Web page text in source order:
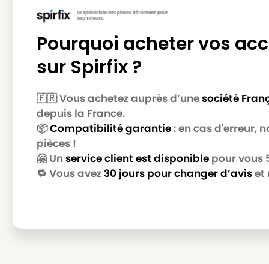
LG-GOLDSTAR
LG-GOLDSTAR TB 39
LG-GOLDSTAR
LG-GOLDSTAR
LG-GOLDSTAR TURBO 2900
LG-GOLDSTAR
LG-GOLDSTAR
LG-GOLDSTAR
LG-GOLDSTAR TURBO 33 GS
Pourquoi acheter vos
sur Spirfix ?
🇫🇷 Vous achetez auprès d’unesociété
depuis la France.
📦Compatibilité garantie: en cas d'erreur,
pièces !
🤗 Un service client est disponible pour vous
🔁 Vous avez30 jours pour changer d’aviset